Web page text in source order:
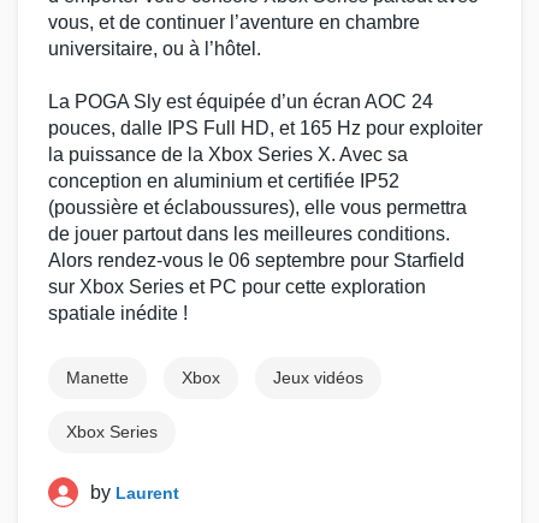
vous, et de continuer l’aventure en chambre
universitaire, ou à l’hôtel.
La POGA Sly est équipée d’un écran AOC 24
pouces, dalle IPS Full HD, et 165 Hz pour exploiter
la puissance de la Xbox Series X. Avec sa
conception en aluminium et certifiée IP52
(poussière et éclaboussures), elle vous permettra
de jouer partoutdans les meilleures conditions.
Alors rendez-vous le 06 septembre pour Starfield
sur Xbox Series et PC pour cette exploration
spatiale inédite !
Manette Xbox Jeux vidéos
Xbox Series
by Laurent